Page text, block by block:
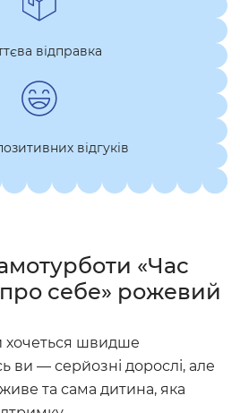
відправка
відгуків
«Час
про себе» рожевий
хочеться швидше
ви — серйозні дорослі, але
та сама дитина, яка